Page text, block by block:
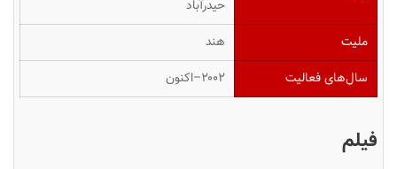
حیدرآباد
ملیت
هند
سال‌های فعالیت
۲۰۰۲–اکنون
فیلم